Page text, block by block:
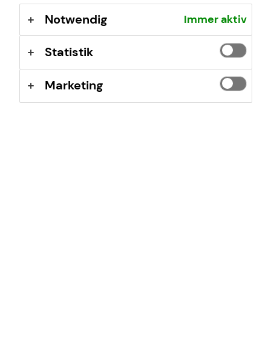
Ernst-Schneider-Platz 1
40212 Düsseldorf
Registrierungsnummer: D-F-162-MALU-21
Berufsbezeichnung: Finanzanlagenvermittler nach § 34f
Abs. 1 Satz 1 Nr. 1 GewO Bundesrepublik Deutschland
Berufsrechtliche Regelungen: § 34 f Gewerbeordnung
Notwendig Immer aktiv
Statistik
Marketing